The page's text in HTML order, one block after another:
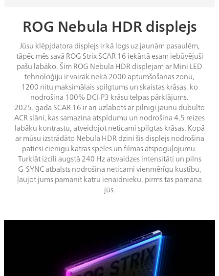
ROG Nebula HDR displejs
Jūsu klēpjdatora displejs ir kā logs uz jaunām pasaulēm,
tāpēc mēs savā ROG Strix SCAR 16 iekārtā esam iebūvējuši
pašu labāko. Šim ROG Nebula HDR displejam ar Mini LED
tehnoloģiju ir vairāk nekā 2000 aptumšošanas zonu,
1200 nitu maksimālais spilgtums un skaistas krāsas, ko
nodrošina 100% DCI-P3 krāsu telpas pārklājums.
2025. gada SCAR 16 ir arī uzlabots ar pilnīgi jaunu dubulto
ACR slāni, kas samazina atspīdumu un nodrošina 4,5 reizes
labāku kontrastu, atveidojot neticami spilgtas krāsas. Kopā
ar mūsu izstrādāto Nebula HDR dzini šis displejs nodrošina
patiesi cienīgu katras spēles un filmas atspoguļojumu.
Turklāt izcili augstā 240 Hz atsvaidzes intensitāti un pilns
G-SYNC atbalsts nodrošina neticami vienmērīgu kustību,
ļaujot jums pamanīt katru ienaidnieku, pirms tas pamana
jūs.